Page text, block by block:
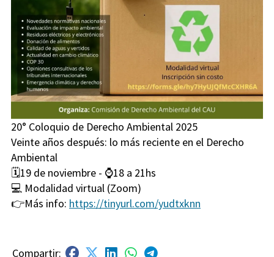
20° Coloquio de Derecho Ambiental 2025
Veinte años después: lo más reciente en el Derecho
Ambiental
🗓️19 de noviembre - ⌚️18 a 21hs
💻 Modalidad virtual (Zoom)
👉Más info: https://tinyurl.com/yudtxknn